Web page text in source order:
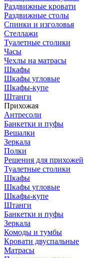
Раздвижные кровати
Раздвижные столы
Спинки и изголовья
Стеллажи
Туалетные столики
Часы
Чехлы на матрасы
Шкафы
Шкафы угловые
Шкафы-купе
Штанги
Прихожая
Антресоли
Банкетки и пуфы
Вешалки
Зеркала
Полки
Решения для прихожей
Туалетные столики
Шкафы
Шкафы угловые
Шкафы-купе
Штанги
Банкетки и пуфы
Зеркала
Комоды и тумбы
Кровати двуспальные
Матрасы